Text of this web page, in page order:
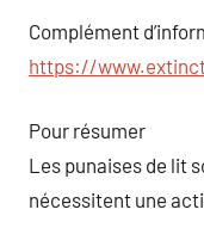
Complément
https://
Pour résumer
Les punaises de lit
nécessitent une